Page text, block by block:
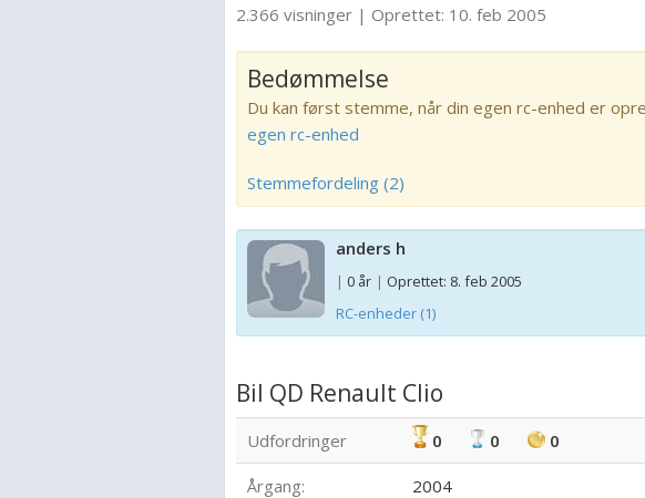
2.366 visninger | Oprettet: 10. feb 2005
Bedømmelse
Du kan først stemme, når din egen rc-enhed er
egen rc-enhed
Stemmefordeling (2)
anders h
| 0 år | Oprettet: 8. feb 2005
RC-enheder (1)
Bil QD Renault Clio
Udfordringer 0 0 0
Årgang: 2004